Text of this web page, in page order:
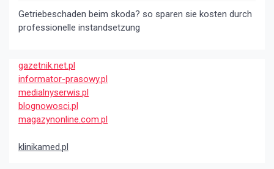
Getriebeschaden beim skoda? so sparen sie kosten durch
professionelle instandsetzung
gazetnik.net.pl
informator-prasowy.pl
medialnyserwis.pl
blognowosci.pl
magazynonline.com.pl
klinikamed.pl